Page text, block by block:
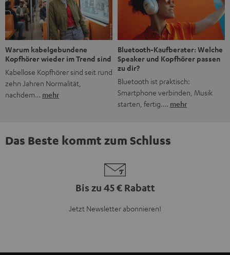
Warum kabelgebundene
Kopfhörer wieder im Trend sind
Kabellose Kopfhörer sind seit rund
zehn Jahren Normalität,
nachdem… mehr
Bluetooth-Kaufberater: Welche
Speaker und Kopfhörer passen
zu dir?
Bluetooth ist praktisch:
Smartphone verbinden, Musik
starten, fertig.… mehr
Das Beste kommt zum Schluss
Bis zu 45 € Rabatt
Jetzt Newsletter abonnieren!